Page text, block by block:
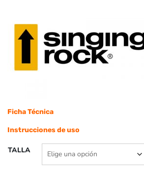
Ficha Técnica
Instrucciones de uso
TALLA